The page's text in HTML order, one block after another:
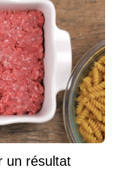
un résultat